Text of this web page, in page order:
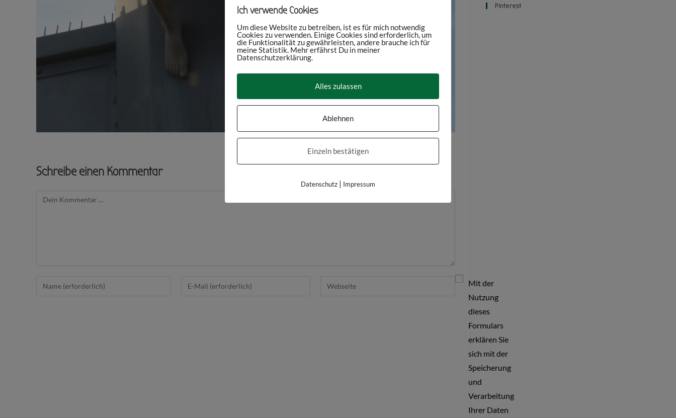
Schreibe einen Kommentar
Mit der
Nutzung
dieses
Formulars
erklären Sie
sich mit der
Speicherung
und
Verarbeitung
Ihrer Daten
Pinterest
Ich verwende Cookies
Um diese Website zu betreiben, ist es für mich notwendig
Cookies zu verwenden. Einige Cookies sind erforderlich, um
die Funktionalität zu gewährleisten, andere brauche ich für
meine Statistik. Mehr erfährst Du in meiner
Datenschutzerklärung.
Alles zulassen
Ablehnen
Einzeln bestätigen
Datenschutz | Impressum